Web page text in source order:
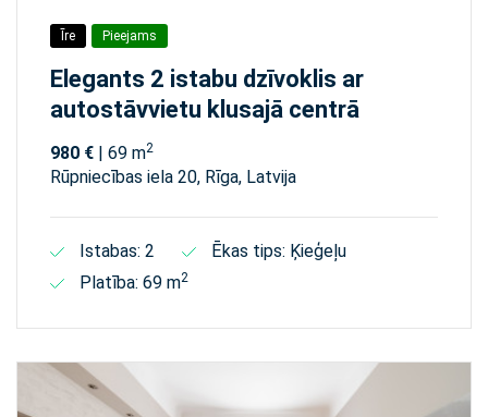
Īre Pieejams
Elegants 2 istabu dzīvoklis ar
autostāvvietu klusajā centrā
980 € | 69 m2
Rūpniecības iela 20, Rīga, Latvija
Istabas: 2
Ēkas tips: Ķieģeļu
Platība: 69 m2